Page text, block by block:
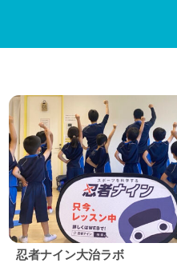
忍者ナイン大治ラボ